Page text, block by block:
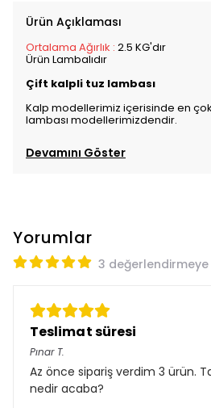
Ürün Açıklaması
Ortalama Ağırlık : 2.5 KG'dır
Ürün Lambalıdır
Çift kalpli tuz lambası
Kalp modellerimiz içerisinde en
lambası modellerimizdendir.
Devamını Göster
Yorumlar
3
Teslimat süresi
Pınar T.
Az önce sipariş verdim 3 ürün.
nedir acaba?